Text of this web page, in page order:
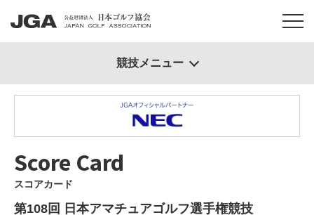
Score Card
スコアカード
第108回 日本アマチュアゴルフ選手権競技
競技メニュー